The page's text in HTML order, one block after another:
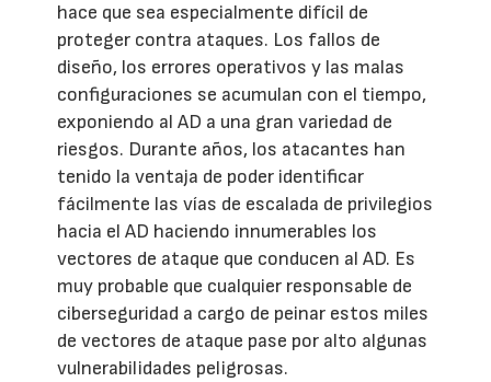
hace que sea especialmente difícil de
proteger contra ataques. Los fallos de
diseño, los errores operativos y las malas
configuraciones se acumulan con el tiempo,
exponiendo al AD a una gran variedad de
riesgos. Durante años, los atacantes han
tenido la ventaja de poder identificar
fácilmente las vías de escalada de privilegios
hacia el AD haciendo innumerables los
vectores de ataque que conducen al AD. Es
muy probable que cualquier responsable de
ciberseguridad a cargo de peinar estos miles
de vectores de ataque pase por alto algunas
vulnerabilidades peligrosas.